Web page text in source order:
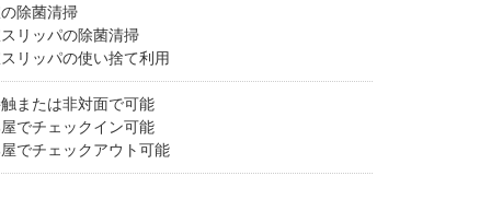
除菌清掃
リッパの除菌清掃
リッパの使い捨て利用
または非対面で可能
でチェックイン可能
でチェックアウト可能